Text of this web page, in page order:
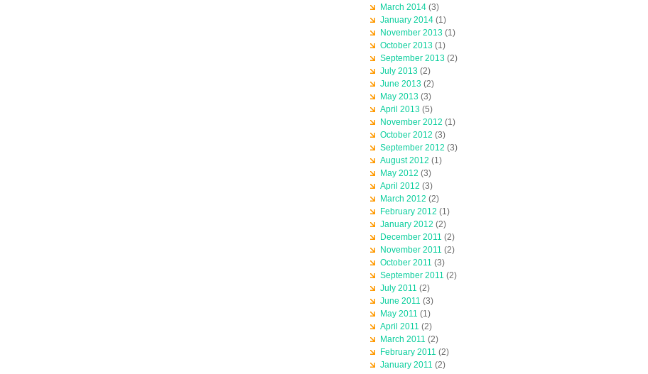
March 2014 (3)
January 2014 (1)
November 2013 (1)
October 2013 (1)
September 2013 (2)
July 2013 (2)
June 2013 (2)
May 2013 (3)
April 2013 (5)
November 2012 (1)
October 2012 (3)
September 2012 (3)
August 2012 (1)
May 2012 (3)
April 2012 (3)
March 2012 (2)
February 2012 (1)
January 2012 (2)
December 2011 (2)
November 2011 (2)
October 2011 (3)
September 2011 (2)
July 2011 (2)
June 2011 (3)
May 2011 (1)
April 2011 (2)
March 2011 (2)
February 2011 (2)
January 2011 (2)